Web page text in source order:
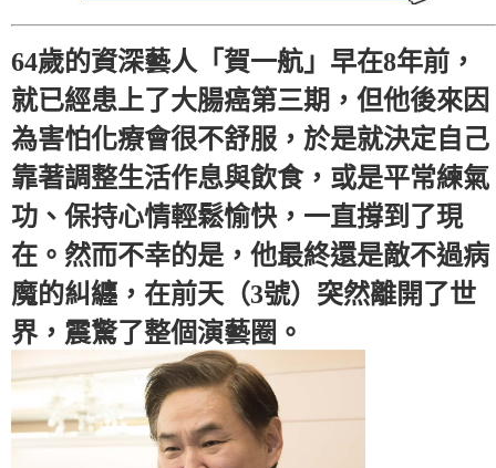
64歲的資深藝人「賀一航」早在8年前，
就已經患上了大腸癌第三期，但他後來因
為害怕化療會很不舒服，於是就決定自己
靠著調整生活作息與飲食，或是平常練氣
功、保持心情輕鬆愉快，一直撐到了現
在。然而不幸的是，他最終還是敵不過病
魔的糾纏，在前天（3號）突然離開了世
界，震驚了整個演藝圈。